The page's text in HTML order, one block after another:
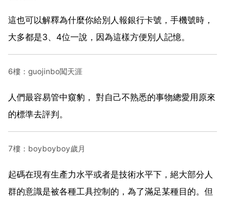
這也可以解釋為什麼你給別人報銀行卡號，手機號時，
大多都是3、4位一說，因為這樣方便別人記憶。
6樓：guojinbo闖天涯
人們最容易管中窺豹， 對自己不熟悉的事物總愛用原來
的標準去評判。
7樓：boyboyboy歲月
起碼在現有生產力水平或者是技術水平下，絕大部分人
群的意識是被各種工具控制的，為了滿足某種目的。但